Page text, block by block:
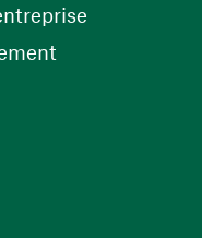
une nouvelle
nouvelle fenêtre)
fenêtre)